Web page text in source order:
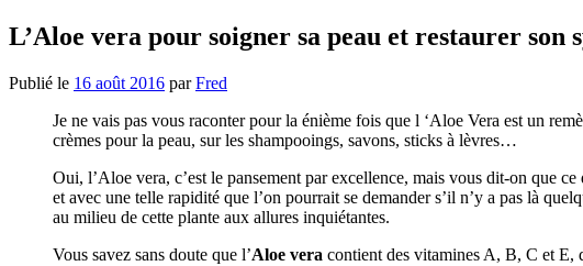
L’Aloe vera pour soigner sa peau et restaurer son
Publié le 16 août 2016 parFred
Je ne vais pas vous raconter pour la énième fois que l ‘Aloe Vera est un
crèmes pour la peau, sur les shampooings, savons, sticks à lèvres…
Oui, l’Aloe vera, c’est le pansement par excellence, mais vous dit-on que
et avec une telle rapidité que l’on pourrait se demander s’il n’y a pas là
au milieu de cette plante aux allures inquiétantes.
Vous savez sans doute que l’Aloe vera contient des vitamines A, B, C et E,